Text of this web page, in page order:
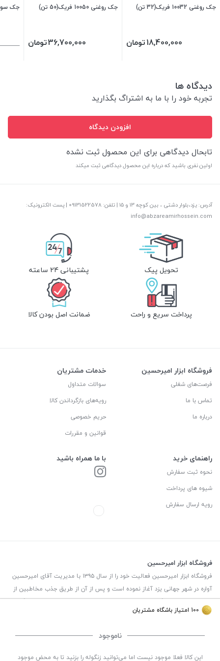
جک روغنی 10032 فریک(32 تن)
18,400,000تومان
جک روغنی 10050 فریک(50 تن)
36,700,000تومان
جک سوسماری
دیدگاه ها
تجربه خود را با ما به اشتراگ بگذارید
افزودن دیدگاه
تابحال دیدگاهی برای این محصول ثبت نشده
اولین نفری باشید که درباره این محصول دیدگاهی ثبت میکند
100 امتیاز باشگاه مشتریان
ناموجود
این کالا فعلا موجود نیست اما می‌توانید زنگوله را بزنید تا به محض موجود
آدرس: یزد،بلوار دشتی ، بین کوچه ۱۳ و ۱۵ | تلفن: ‎09131522578 | پست الکترونیک:
info@abzareamirhossein.com
تحویل پیک پشتیبانی 24 ساعته
پرداخت سریع و راحت ضمانت اصل بودن کالا
فروشگاه ابزار امیرحسین
فرصت‌های شغلی
تماس با ما
درباره ما
خدمات مشتریان
سوالات متداول
رویه‌های بازگرداندن کالا
حریم خصوصی
قوانین و مقررات
راهنمای خرید
نحوه ثبت سفارش
شیوه های پرداخت
رویه ارسال سفارش
با ما همراه باشید
فروشگاه ابزار امیرحسین
فروشگاه ابزار امیرحسین فعالیت خود را از سال ۱۳۹۵ با مدیریت آقای امیرحسین
آواره در شهر جهانی یزد آغاز نموده است و پس از آن از طریق جذب مخاطبین از
طریق صفحه اینستاگرام توانسته به خانواده ای ۲۰۰ هزار نفری از دنبال کنندگان
برسد .
تمامی حقوق این سایت متعلق بهفروشگاه ابزار امیرحسین می باشد. | توسعه و کد